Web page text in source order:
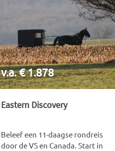
v.a. € 1.878
Eastern Discovery
Beleef een 11-daagse rondreis
door de VS en Canada. Start in